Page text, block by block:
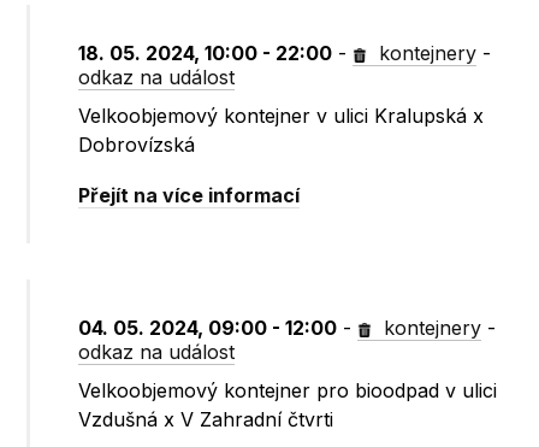
18. 05. 2024, 10:00 - 22:00 - kontejnery -
odkaz na událost
Velkoobjemový kontejner v ulici Kralupská x
Dobrovízská
Přejít na více informací
04. 05. 2024, 09:00 - 12:00 - kontejnery -
odkaz na událost
Velkoobjemový kontejner pro bioodpad v ulici
Vzdušná x V Zahradní čtvrti